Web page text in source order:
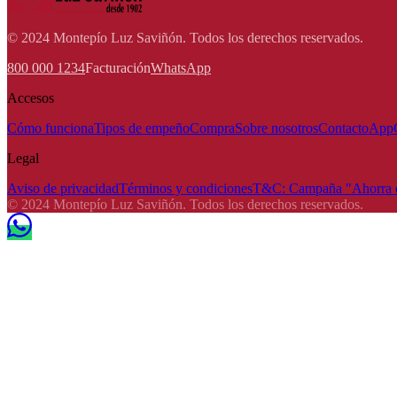
© 2024 Montepío Luz Saviñón. Todos los derechos reservados.
800 000 1234FacturaciónWhatsApp
Accesos
Cómo funcionaTipos de empeñoCompraSobre nosotrosContactoApp
Legal
Aviso de privacidadTérminos y condicionesT&C: Campaña "Ahorra
© 2024 Montepío Luz Saviñón. Todos los derechos reservados.